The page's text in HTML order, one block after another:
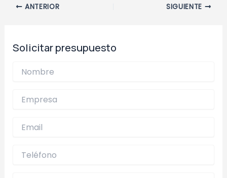
Navegación
ANTERIOR SIGUIENTE
Solicitar presupuesto